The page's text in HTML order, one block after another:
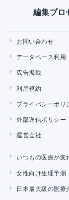
編集プロ
お問い合わせ
データベース利用
広告掲載
利用規約
プライバシーポリ
外部送信ポリシー
運営会社
いつもの医療が変
女性向け生理予測
日本最大級の医療